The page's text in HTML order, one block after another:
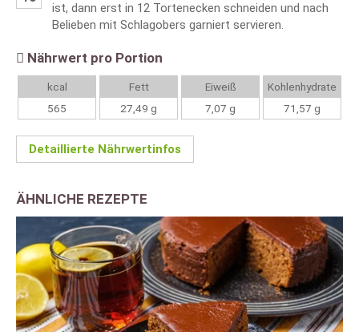
ist, dann erst in 12 Tortenecken schneiden und nach
Belieben mit Schlagobers garniert servieren.
Nährwert pro Portion
kcal
565
Fett
27,49 g
Eiweiß
7,07 g
Kohlenhydrate
71,57 g
Detaillierte Nährwertinfos
ÄHNLICHE REZEPTE